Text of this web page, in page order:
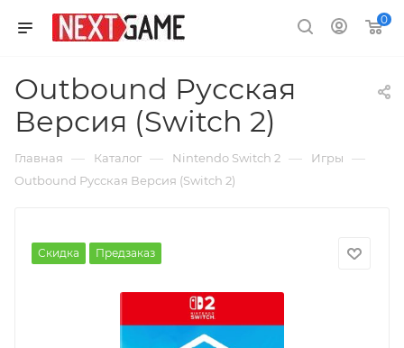
0
Outbound Русская
Версия (Switch 2)
Главная — Каталог — Nintendo Switch 2 — Игры —
Outbound Русская Версия (Switch 2)
Скидка Предзаказ